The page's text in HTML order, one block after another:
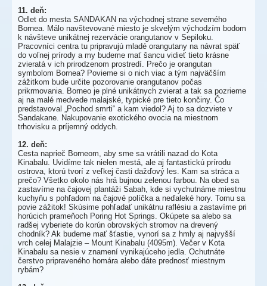
11. deň:
Odlet do mesta SANDAKAN na východnej strane severného
Bornea. Málo navštevované miesto je skvelým východzím bodom
k návšteve unikátnej rezervácie orangutanov v Sepiloku.
Pracovníci centra tu pripravujú mladé orangutany na návrat späť
do voľnej prírody a my budeme mať šancu vidieť tieto krásne
zvieratá v ich prirodzenom prostredí. Prečo je orangutan
symbolom Bornea? Povieme si o nich viac a tým najväčším
zážitkom bude určite pozorovanie orangutanov počas
prikrmovania. Borneo je plné unikátnych zvierat a tak sa pozrieme
aj na malé medvede malajské, typické pre tieto končiny. Čo
predstavoval „Pochod smrti“ a kam viedol? Aj to sa dozviete v
Sandakane. Nakupovanie exotického ovocia na miestnom
trhovisku a príjemný oddych.
12. deň:
Cesta naprieč Borneom, aby sme sa vrátili nazad do Kota
Kinabalu. Uvidíme tak nielen mestá, ale aj fantastickú prírodu
ostrova, ktorú tvorí z veľkej časti dažďový les. Kam sa stráca a
prečo? Všetko okolo nás hrá bujnou zelenou farbou. Na obed sa
zastavíme na čajovej plantáži Sabah, kde si vychutnáme miestnu
kuchyňu s pohľadom na čajové políčka a neďaleké hory. Tomu sa
povie zážitok! Skúsime pohľadať unikátnu raflésiu a zastavíme pri
horúcich prameňoch Poring Hot Springs. Okúpete sa alebo sa
radšej vyberiete do korún obrovských stromov na drevený
chodník? Ak budeme mať šťastie, vynorí sa z hmly aj najvyšší
vrch celej Malajzie – Mount Kinabalu (4095m). Večer v Kota
Kinabalu sa nesie v znamení vynikajúceho jedla. Ochutnáte
čerstvo pripraveného homára alebo dáte prednosť miestnym
rybám?